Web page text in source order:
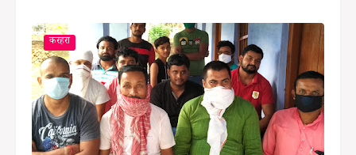
करहरा